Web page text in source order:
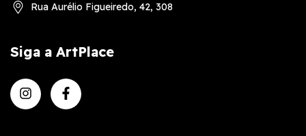
Rua Aurélio Figueiredo, 42, 308
Siga a ArtPlace